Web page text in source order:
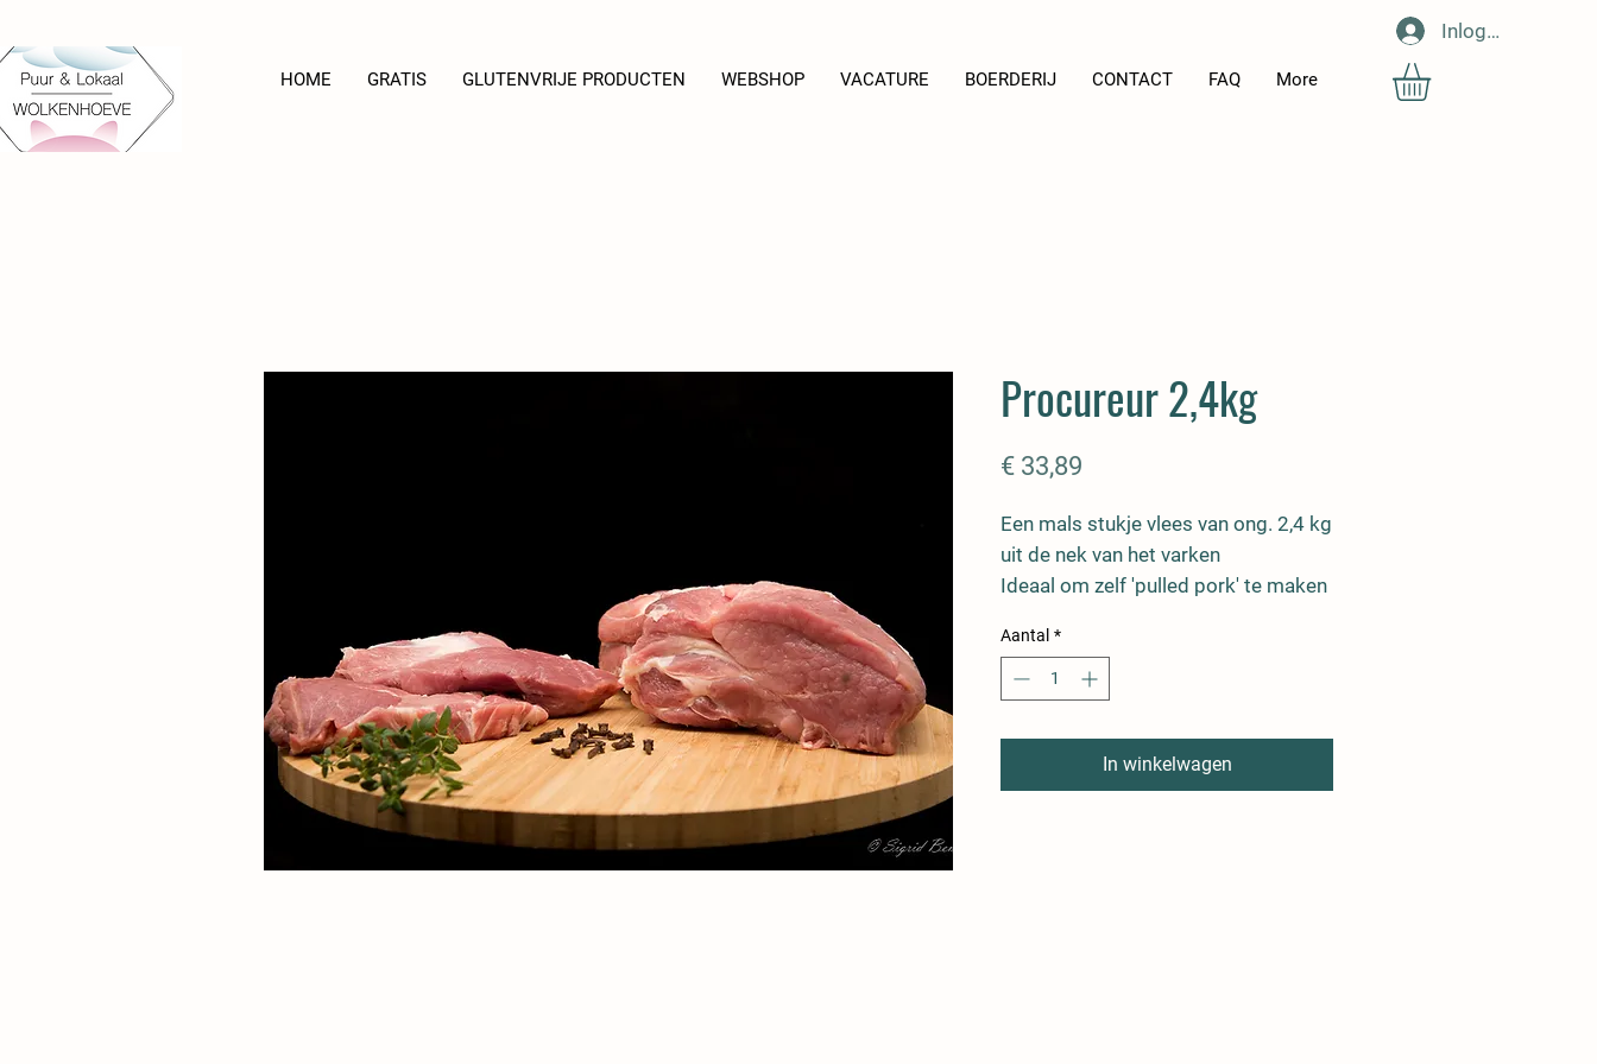
HOME GRATIS GLUTENVRIJE PRODUCTEN WEBSHOP VACATURE BOERDERIJ CONTACT FAQ More
Inloggen
Procureur 2,4kg
€ 33,89
Een mals stukje vlees van ong. 2,4 kg
uit de nek van het varken
Ideaal om zelf 'pulled pork' te maken
Aantal *
In winkelwagen